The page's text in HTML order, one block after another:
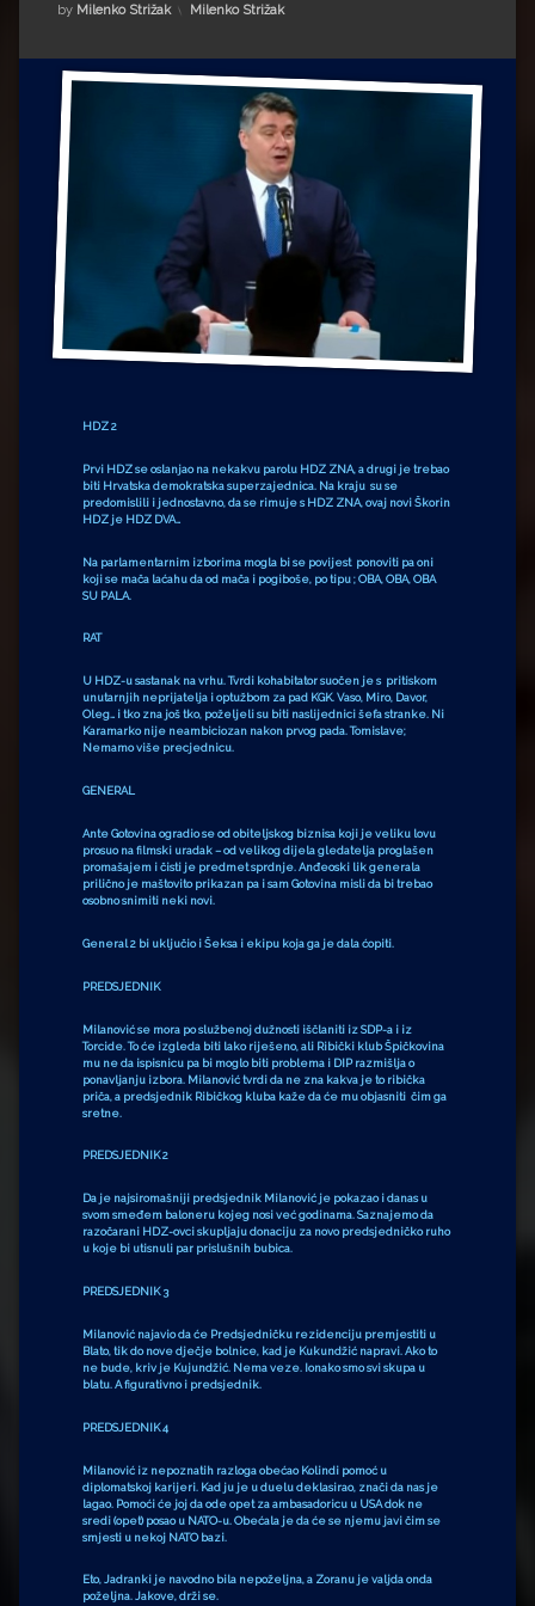
Impressum
Milenko Strižak
Drugi autori
Drugi autori
Matea Andrić
Ljiljana Lekanić-Kljaić
Željko Krznarić
Mario Lovreković
Miroslav Šantek
by Milenko Strižak Kategorije:
Milenko Strižak
HDZ 2
Prvi HDZ se oslanjao na nekakvu parolu HDZ ZNA, a drugi je trebao
biti Hrvatska demokratska superzajednica. Na kraju su se
predomislili i jednostavno, da se rimuje s HDZ ZNA, ovaj novi Škorin
HDZ je HDZ DVA…
Na parlamentarnim izborima mogla bi se povijest ponoviti pa oni
koji se mača laćahu da od mača i pogiboše, po tipu ; OBA, OBA, OBA
SU PALA.
RAT
U HDZ-u sastanak na vrhu. Tvrdi kohabitator suočen je s pritiskom
unutarnjih neprijatelja i optužbom za pad KGK. Vaso, Miro, Davor,
Oleg… i tko zna još tko, poželjeli su biti naslijednici šefa stranke. Ni
Karamarko nije neambiciozan nakon prvog pada. Tomislave;
Nemamo više precjednicu.
GENERAL
Ante Gotovina ogradio se od obiteljskog biznisa koji je veliku lovu
prosuo na filmski uradak – od velikog dijela gledatelja proglašen
promašajem i čisti je predmet sprdnje. Anđeoski lik generala
prilično je maštovito prikazan pa i sam Gotovina misli da bi trebao
osobno snimiti neki novi.
General 2 bi uključio i Šeksa i ekipu koja ga je dala ćopiti.
PREDSJEDNIK
Milanović se mora po službenoj dužnosti iščlaniti iz SDP-a i iz
Torcide. To će izgleda biti lako riješeno, ali Ribički klub Špičkovina
mu ne da ispisnicu pa bi moglo biti problema i DIP razmišlja o
ponavljanju izbora. Milanović tvrdi da ne zna kakva je to ribička
priča, a predsjednik Ribičkog kluba kaže da će mu objasniti čim ga
sretne.
PREDSJEDNIK 2
Da je najsiromašniji predsjednik Milanović je pokazao i danas u
svom smeđem baloneru kojeg nosi već godinama. Saznajemo da
razočarani HDZ-ovci skupljaju donaciju za novo predsjedničko ruho
u koje bi utisnuli par prislušnih bubica.
PREDSJEDNIK 3
Milanović najavio da će Predsjedničku rezidenciju premjestiti u
Blato, tik do nove dječje bolnice, kad je Kukundžić napravi. Ako to
ne bude, kriv je Kujundžić. Nema veze. Ionako smo svi skupa u
blatu. A figurativno i predsjednik.
PREDSJEDNIK 4
Milanović iz nepoznatih razloga obećao Kolindi pomoć u
diplomatskoj karijeri. Kad ju je u duelu deklasirao, znači da nas je
lagao. Pomoći će joj da ode opet za ambasadoricu u USA dok ne
sredi (opet) posao u NATO-u. Obećala je da će se njemu javi čim se
smjesti u nekoj NATO bazi.
Eto, Jadranki je navodno bila nepoželjna, a Zoranu je valjda onda
poželjna. Jakove, drži se.